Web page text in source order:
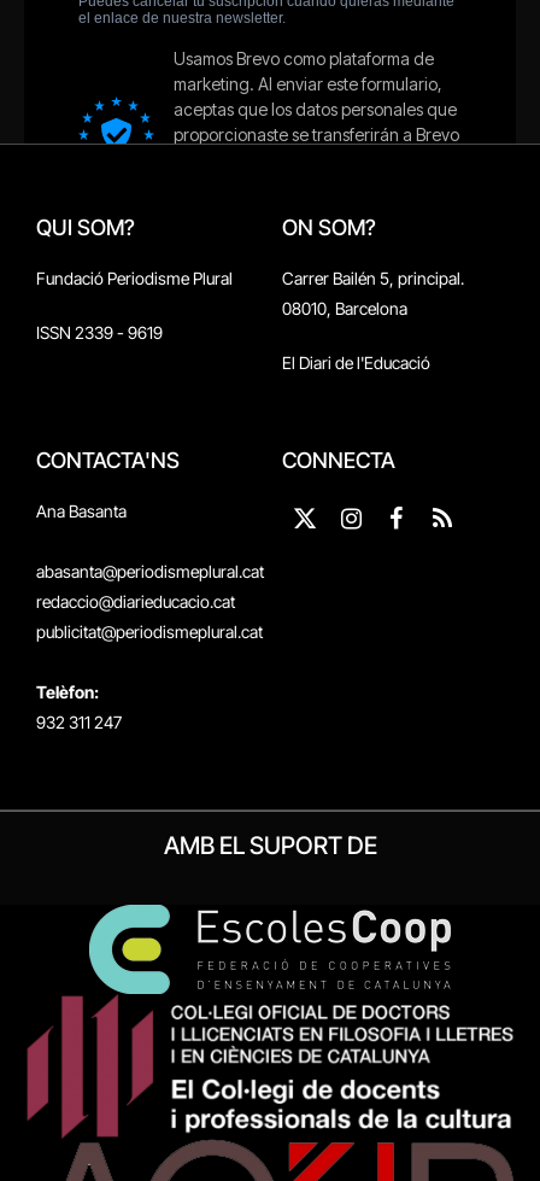
QUI SOM?
Fundació Periodisme Plural
ISSN 2339 - 9619
ON SOM?
Carrer Bailén 5, principal.
08010, Barcelona
El Diari de l'Educació
CONTACTA'NS
Ana Basanta
abasanta@periodismeplural.cat
redaccio@diarieducacio.cat
publicitat@periodismeplural.cat
Telèfon:
932 311 247
CONNECTA
X
Instagram
Facebook
RSS
AMB EL SUPORT DE